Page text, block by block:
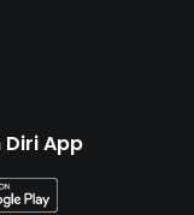
Diri App